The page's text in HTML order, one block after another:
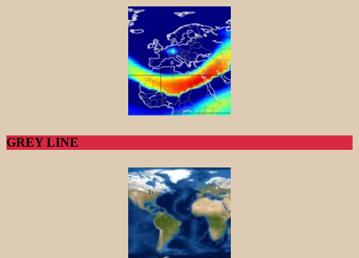
GREY LINE